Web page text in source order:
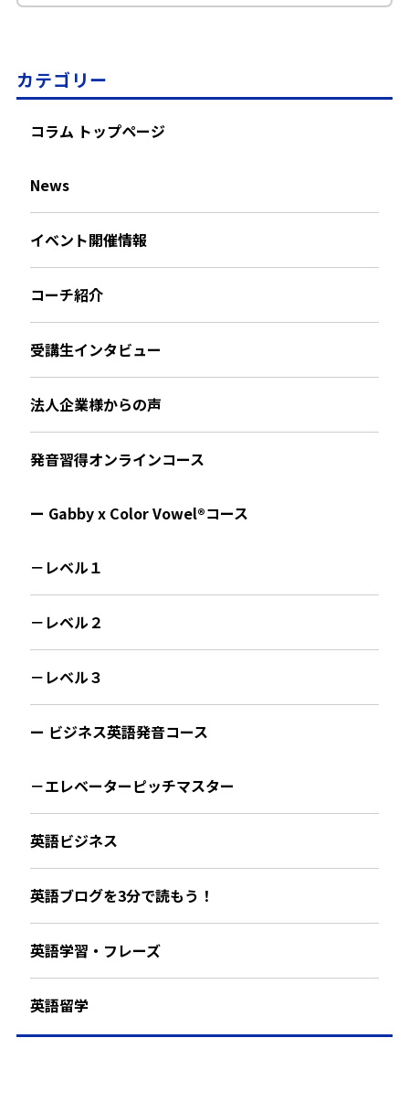
カテゴリー
コラム トップページ
News
イベント開催情報
コーチ紹介
受講生インタビュー
法人企業様からの声
発音習得オンラインコース
ー Gabby x Color Vowel®︎コース
－レベル１
－レベル２
－レベル３
ー ビジネス英語発音コース
－エレベーターピッチマスター
英語ビジネス
英語ブログを3分で読もう！
英語学習・フレーズ
英語留学